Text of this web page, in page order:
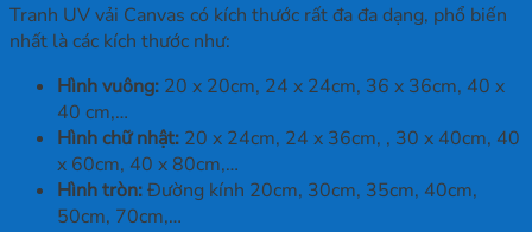
Tranh UV vải Canvas có kích thước rất đa đa dạng, phổ biến
nhất là các kích thước như:
Hình vuông: 20 x 20cm, 24 x 24cm, 36 x 36cm, 40 x
40 cm,…
Hình chữ nhật: 20 x 24cm, 24 x 36cm, , 30 x 40cm, 40
x 60cm, 40 x 80cm,…
Hình tròn:Đường kính 20cm, 30cm, 35cm, 40cm,
50cm, 70cm,…